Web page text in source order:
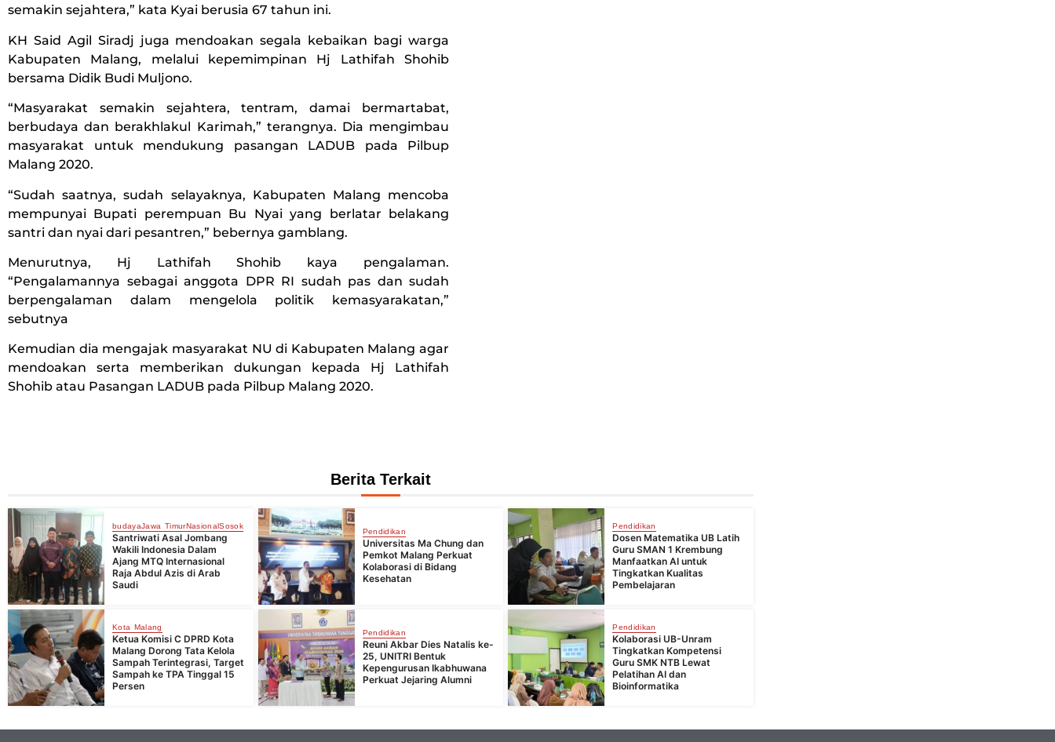
semakin sejahtera,” kata Kyai berusia 67 tahun ini.
KH Said Agil Siradj juga mendoakan segala kebaikan bagi warga
Kabupaten Malang, melalui kepemimpinan Hj Lathifah Shohib
bersama Didik Budi Muljono.
“Masyarakat semakin sejahtera, tentram, damai bermartabat,
berbudaya dan berakhlakul Karimah,” terangnya. Dia mengimbau
masyarakat untuk mendukung pasangan LADUB pada Pilbup
Malang 2020.
“Sudah saatnya, sudah selayaknya, Kabupaten Malang mencoba
mempunyai Bupati perempuan Bu Nyai yang berlatar belakang
santri dan nyai dari pesantren,” bebernya gamblang.
Menurutnya, Hj Lathifah Shohib kaya pengalaman.
“Pengalamannya sebagai anggota DPR RI sudah pas dan sudah
berpengalaman dalam mengelola politik kemasyarakatan,”
sebutnya
Kemudian dia mengajak masyarakat NU di Kabupaten Malang agar
mendoakan serta memberikan dukungan kepada Hj Lathifah
Shohib atau Pasangan LADUB pada Pilbup Malang 2020.
Berita Terkait
budayaJawa TimurNasionalSosok
Santriwati Asal Jombang
Wakili Indonesia Dalam
Ajang MTQ Internasional
Raja Abdul Azis di Arab
Saudi
Pendidikan
Universitas Ma Chung dan
Pemkot Malang Perkuat
Kolaborasi di Bidang
Kesehatan
Pendidikan
Dosen Matematika UB Latih
Guru SMAN 1 Krembung
Manfaatkan AI untuk
Tingkatkan Kualitas
Pembelajaran
Kota Malang
Ketua Komisi C DPRD Kota
Malang Dorong Tata Kelola
Sampah Terintegrasi, Target
Sampah ke TPA Tinggal 15
Persen
Pendidikan
Reuni Akbar Dies Natalis ke-
25, UNITRI Bentuk
Kepengurusan Ikabhuwana
Perkuat Jejaring Alumni
Pendidikan
Kolaborasi UB-Unram
Tingkatkan Kompetensi
Guru SMK NTB Lewat
Pelatihan AI dan
Bioinformatika